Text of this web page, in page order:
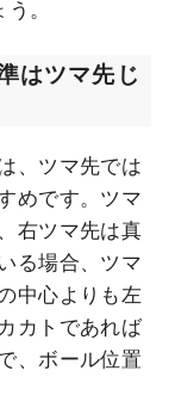
。
はツマ先じ
、ツマ先では
めです。ツマ
右ツマ先は真
る場合、ツマ
中心よりも左
カトであれば
、ボール位置